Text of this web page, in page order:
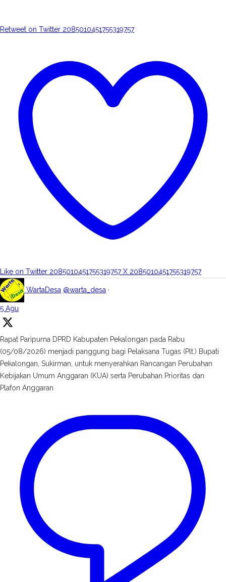
Retweet on Twitter 2085010451755319757
Like on Twitter 2085010451755319757 X 2085010451755319757
WartaDesa @warta_desa ·
5 Agu
Rapat Paripurna DPRD Kabupaten Pekalongan pada Rabu
(05/08/2026) menjadi panggung bagi Pelaksana Tugas (Plt.) Bupati
Pekalongan, Sukirman, untuk menyerahkan Rancangan Perubahan
Kebijakan Umum Anggaran (KUA) serta Perubahan Prioritas dan
Plafon Anggaran